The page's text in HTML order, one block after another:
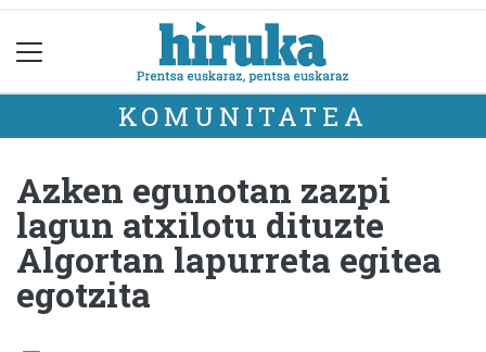
KOMUNITATEA
Azken egunotan zazpi
lagun atxilotu dituzte
Algortan lapurreta egitea
egotzita